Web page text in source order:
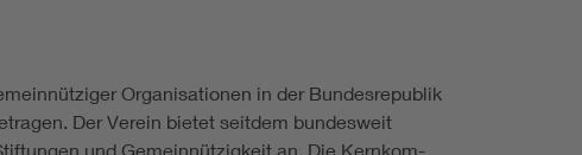
Organisationen in der Bundesrepublik
Der Verein bietet seitdem bundesweit
und Gemeinnützigkeit an. Die Kernkom­